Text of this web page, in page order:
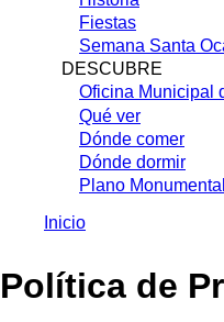
Fiestas
Semana Santa
DESCUBRE
Oficina Municipal
Qué ver
Dónde comer
Dónde dormir
Plano Monumental
enlaces
Inicio
Política de